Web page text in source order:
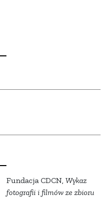
Fundacja CDCN, Wykaz
fotografii i filmów ze zbioru